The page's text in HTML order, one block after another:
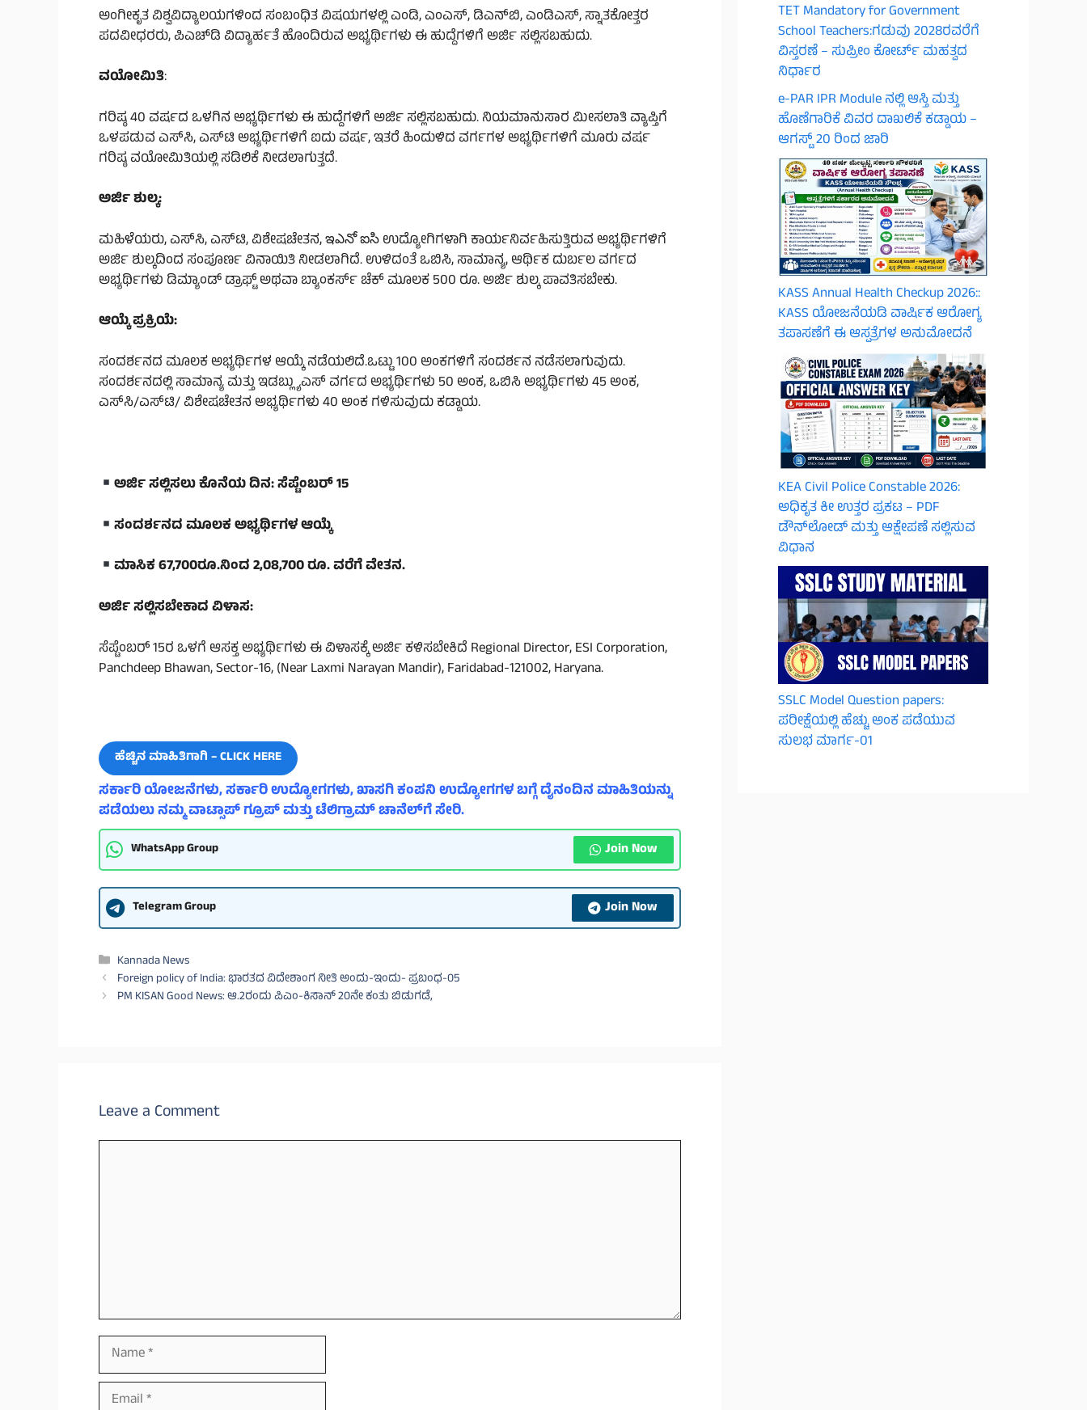
ಅಂಗೀಕೃತ ವಿಶ್ವವಿದ್ಯಾಲಯಗಳಿಂದ ಸಂಬಂಧಿತ ವಿಷಯಗಳಲ್ಲಿ ಎಂಡಿ, ಎಂಎಸ್, ಡಿಎನ್‌ಬಿ, ಎಂಡಿಎಸ್, ಸ್ನಾತಕೋತ್ತರ
ಪದವೀಧರರು, ಪಿಎಚ್‌ಡಿ ವಿದ್ಯಾರ್ಹತೆ ಹೊಂದಿರುವ ಅಭ್ಯರ್ಥಿಗಳು ಈ ಹುದ್ದೆಗಳಿಗೆ ಅರ್ಜಿ ಸಲ್ಲಿಸಬಹುದು.
ವಯೋಮಿತಿ:
ಗರಿಷ್ಠ 40 ವರ್ಷದ ಒಳಗಿನ ಅಭ್ಯರ್ಥಿಗಳು ಈ ಹುದ್ದೆಗಳಿಗೆ ಅರ್ಜಿ ಸಲ್ಲಿಸಬಹುದು. ನಿಯಮಾನುಸಾರ ಮೀಸಲಾತಿ ವ್ಯಾಪ್ತಿಗೆ
ಒಳಪಡುವ ಎಸ್‌ಸಿ, ಎಸ್‌ಟಿ ಅಭ್ಯರ್ಥಿಗಳಿಗೆ ಐದು ವರ್ಷ, ಇತರೆ ಹಿಂದುಳಿದ ವರ್ಗಗಳ ಅಭ್ಯರ್ಥಿಗಳಿಗೆ ಮೂರು ವರ್ಷ
ಗರಿಷ್ಠ ವಯೋಮಿತಿಯಲ್ಲಿ ಸಡಿಲಿಕೆ ನೀಡಲಾಗುತ್ತದೆ.
ಅರ್ಜಿ ಶುಲ್ಕ:
ಮಹಿಳೆಯರು, ಎಸ್‌ಸಿ, ಎಸ್‌ಟಿ, ವಿಶೇಷಚೇತನ, ఇఎనో ఐసి ಉದ್ಯೋಗಿಗಳಾಗಿ ಕಾರ್ಯನಿರ್ವಹಿಸುತ್ತಿರುವ ಅಭ್ಯರ್ಥಿಗಳಿಗೆ
ಅರ್ಜಿ ಶುಲ್ಕದಿಂದ ಸಂಪೂರ್ಣ ವಿನಾಯಿತಿ ನೀಡಲಾಗಿದೆ. ಉಳಿದಂತೆ ಒಬಿಸಿ, ಸಾಮಾನ್ಯ, ಆರ್ಥಿಕ ದುರ್ಬಲ ವರ್ಗದ
ಅಭ್ಯರ್ಥಿಗಳು ಡಿಮ್ಯಾಂಡ್ ಡ್ರಾಫ್ಟ್ ಅಥವಾ ಬ್ಯಾಂಕರ್ಸ್ ಚೆಕ್ ಮೂಲಕ 500 ರೂ. ಅರ್ಜಿ ಶುಲ್ಕ ಪಾವತಿಸಬೇಕು.
ಆಯ್ಕೆ ಪ್ರಕ್ರಿಯೆ:
ಸಂದರ್ಶನದ ಮೂಲಕ ಅಭ್ಯರ್ಥಿಗಳ ಆಯ್ಕೆ ನಡೆಯಲಿದೆ.ಒಟ್ಟು 100 ಅಂಕಗಳಿಗೆ ಸಂದರ್ಶನ ನಡೆಸಲಾಗುವುದು.
ಸಂದರ್ಶನದಲ್ಲಿ ಸಾಮಾನ್ಯ ಮತ್ತು ಇಡಬ್ಲ್ಯುಎಸ್ ವರ್ಗದ ಅಭ್ಯರ್ಥಿಗಳು 50 ಅಂಕ, ಒಬಿಸಿ ಅಭ್ಯರ್ಥಿಗಳು 45 ಅಂಕ,
ಎಸ್‌ಸಿ/ಎಸ್‌ಟಿ/ ವಿಶೇಷಚೇತನ ಅಭ್ಯರ್ಥಿಗಳು 40 ಅಂಕ ಗಳಿಸುವುದು ಕಡ್ಡಾಯ.
ಅರ್ಜಿ ಸಲ್ಲಿಸಲು ಕೊನೆಯ ದಿನ: ಸೆಪ್ಟೆಂಬರ್ 15
ಸಂದರ್ಶನದ ಮೂಲಕ ಅಭ್ಯರ್ಥಿಗಳ ಆಯ್ಕೆ
ಮಾಸಿಕ 67,700ರೂ.ನಿಂದ 2,08,700 ರೂ. ವರೆಗೆ ವೇತನ.
ಅರ್ಜಿ ಸಲ್ಲಿಸಬೇಕಾದ ವಿಳಾಸ:
ಸೆಪ್ಟೆಂಬರ್ 15ರ ಒಳಗೆ ಆಸಕ್ತ ಅಭ್ಯರ್ಥಿಗಳು ಈ ವಿಳಾಸಕ್ಕೆ ಅರ್ಜಿ ಕಳಿಸಬೇಕಿದೆ Regional Director, ESI Corporation,
Panchdeep Bhawan, Sector-16, (Near Laxmi Narayan Mandir), Faridabad-121002, Haryana.
ಹೆಚ್ಚಿನ ಮಾಹಿತಿಗಾಗಿ – CLICK HERE
ಸರ್ಕಾರಿ ಯೋಜನೆಗಳು, ಸರ್ಕಾರಿ ಉದ್ಯೋಗಗಳು, ಖಾಸಗಿ ಕಂಪನಿ ಉದ್ಯೋಗಗಳ ಬಗ್ಗೆ ದೈನಂದಿನ ಮಾಹಿತಿಯನ್ನು
ಪಡೆಯಲು ನಮ್ಮ ವಾಟ್ಸಾಪ್ ಗ್ರೂಪ್ ಮತ್ತು ಟೆಲಿಗ್ರಾಮ್ ಚಾನೆಲ್‌ಗೆ ಸೇರಿ.
WhatsApp Group Join Now
Telegram Group Join Now
Categories
Kannada News
Foreign policy of India: ಭಾರತದ ವಿದೇಶಾಂಗ ನೀತಿ ಅಂದು-ಇಂದು- ಪ್ರಬಂಧ-05
PM KISAN Good News: ಆ.2ರಂದು ಪಿಎಂ-ಕಿಸಾನ್ 20ನೇ ಕಂತು ಬಿಡುಗಡೆ,
Leave a Comment
Name
Email
TET Mandatory for Government
School Teachers:ಗಡುವು 2028ರವರೆಗೆ
ವಿಸ್ತರಣೆ – ಸುಪ್ರೀಂ ಕೋರ್ಟ್ ಮಹತ್ವದ
ನಿರ್ಧಾರ
e-PAR IPR Module ನಲ್ಲಿ ಆಸ್ತಿ ಮತ್ತು
ಹೊಣೆಗಾರಿಕೆ ವಿವರ ದಾಖಲಿಕೆ ಕಡ್ಡಾಯ –
ಆಗಸ್ಟ್ 20 ರಿಂದ ಜಾರಿ
KASS Annual Health Checkup 2026::
KASS ಯೋಜನೆಯಡಿ ವಾರ್ಷಿಕ ಆರೋಗ್ಯ
ತಪಾಸಣೆಗೆ ಈ ಆಸ್ಪತ್ರೆಗಳ ಅನುಮೋದನೆ
KEA Civil Police Constable 2026:
ಅಧಿಕೃತ ಕೀ ಉತ್ತರ ಪ್ರಕಟ – PDF
ಡೌನ್‌ಲೋಡ್ ಮತ್ತು ಆಕ್ಷೇಪಣೆ ಸಲ್ಲಿಸುವ
ವಿಧಾನ
SSLC Model Question papers:
ಪರೀಕ್ಷೆಯಲ್ಲಿ ಹೆಚ್ಚು ಅಂಕ ಪಡೆಯುವ
ಸುಲಭ ಮಾರ್ಗ-01